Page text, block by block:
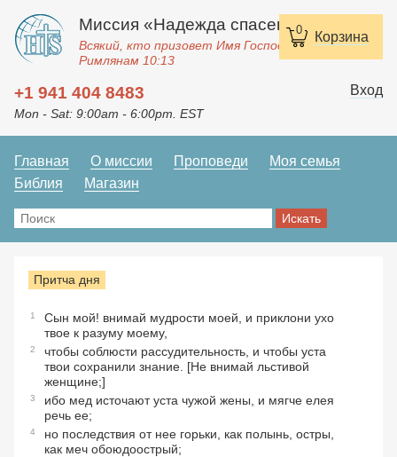
0 Корзина
Миссия «Надежда спасения»
Всякий, кто призовет Имя Господне, спасется.
Римлянам 10:13
+1 941 404 8483
Mon - Sat: 9:00am - 6:00pm. EST
Вход
Главная О миссии Проповеди
Моя семья
Библия
Магазин
Притча дня
1
Сын мой! внимай мудрости моей, и приклони ухо
твое к разуму моему,
2
чтобы соблюсти рассудительность, и чтобы уста
твои сохранили знание. [Не внимай льстивой
женщине;]
3
ибо мед источают уста чужой жены, и мягче елея
речь ее;
4
но последствия от нее горьки, как полынь, остры,
как меч обоюдоострый;